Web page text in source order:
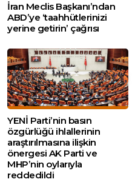
İran Meclis Başkanı’ndan
ABD’ye ‘taahhütlerinizi
yerine getirin’ çağrısı
YENİ Parti’nin basın
özgürlüğü ihlallerinin
araştırılmasına ilişkin
önergesi AK Parti ve
MHP’nin oylarıyla
reddedildi